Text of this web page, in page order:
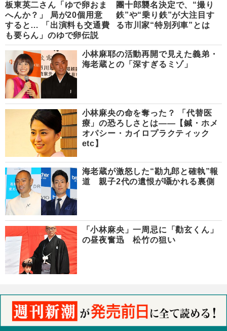
板東英二さん「ゆで卵おま
へんか？」 局が20個用意
すると… 「出演料も交通費
も要らん」のゆで卵伝説
團十郎襲名決定で、“撮り
鉄”や“乗り鉄”が大注目す
る市川家“特別列車”とは
小林麻耶の活動再開で見えた義弟・
海老蔵との「深すぎるミゾ」
小林麻央の命を奪った？ 「代替医
療」の恐ろしさとは――【鍼・ホメ
オパシー・カイロプラクティック
etc】
海老蔵が激怒した“勘九郎と確執”報
道 親子2代の遺恨が囁かれる裏側
「小林麻央」一周忌に「勸玄くん」
の昼夜奮迅 松竹の狙い